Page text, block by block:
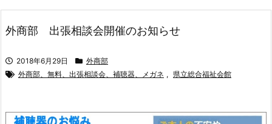
外商部 出張相談会開催のお知らせ
2018年6月29日
外商部
外商部、無料、出張相談会、補聴器、メガネ , 県立総合福祉会館